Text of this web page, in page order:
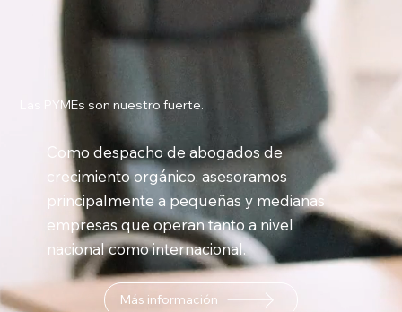
Las PYMEs son nuestro fuerte.
Como despacho de abogados de
crecimiento orgánico, asesoramos
principalmente a pequeñas y medianas
empresas que operan tanto a nivel
nacional como internacional.
Más información